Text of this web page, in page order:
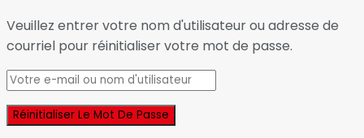
Veuillez entrer votre nom d'utilisateur ou adresse de
courriel pour réinitialiser votre mot de passe.